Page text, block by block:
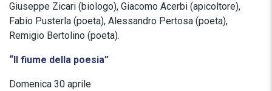
Giuseppe Zicari (biologo), Giacomo Acerbi (apicoltore),
Fabio Pusterla (poeta), Alessandro Pertosa (poeta),
Remigio Bertolino (poeta).
“Il fiume della poesia”
Domenica 30 aprile